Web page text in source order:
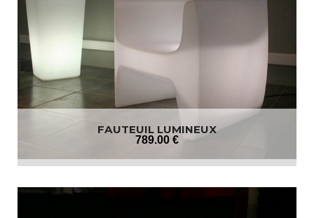
FAUTEUIL LUMINEUX
789.00 €